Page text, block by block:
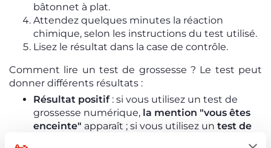
bâtonnet à plat.
Attendez quelques minutes la réaction
chimique, selon les instructions du test utilisé.
Lisez le résultat dans la case de contrôle.
Comment lire un test de grossesse ? Le test peut
donner différents résultats :
Résultat positif: si vous utilisez un test de
grossesse numérique, la mention "vous êtes
enceinte" apparaît ; si vous utilisez un test de